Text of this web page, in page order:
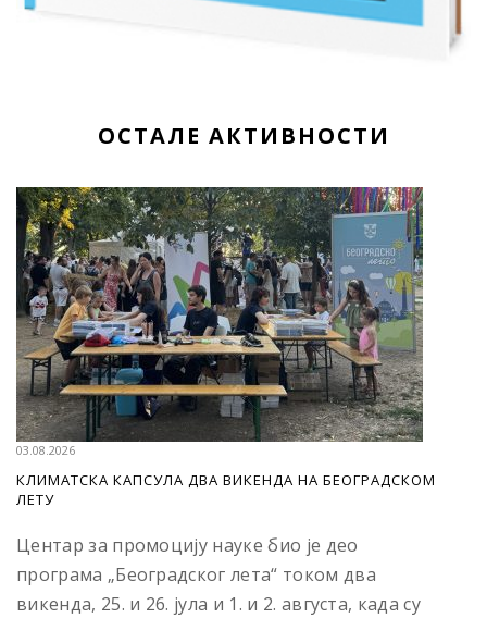
ОСТАЛЕ АКТИВНОСТИ
03.08.2026
КЛИМАТСКА КАПСУЛА ДВА ВИКЕНДА НА БЕОГРАДСКОМ
ЛЕТУ
Центар за промоцију науке био је део
програма „Београдског лета“ током два
викенда, 25. и 26. јула и 1. и 2. августа, када су